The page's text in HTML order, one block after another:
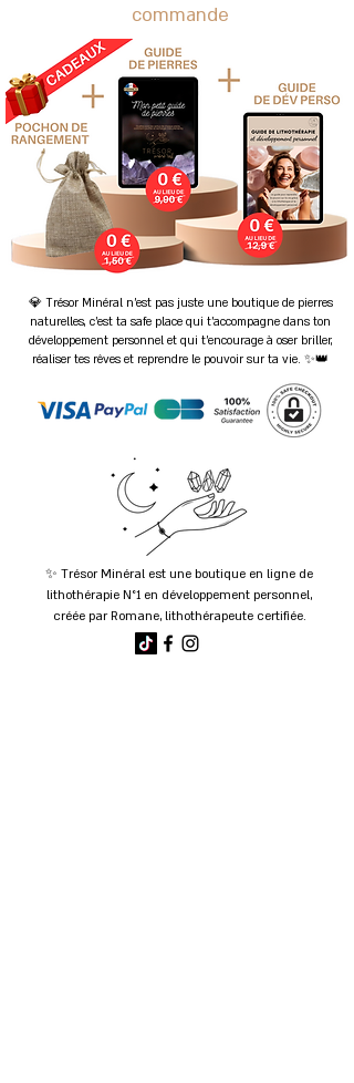
commande
💎 Trésor Minéral n'est pas juste une boutique de pierres
naturelles, c'est ta safe place qui t’accompagne dans ton
développement personnel et qui t’encourage à oser briller,
réaliser tes rêves et reprendre le pouvoir sur ta vie. ✨👑
✨ Trésor Minéral est une boutique en ligne de
lithothérapie N°1 en développement personnel,
créée par Romane, lithothérapeute certifiée.